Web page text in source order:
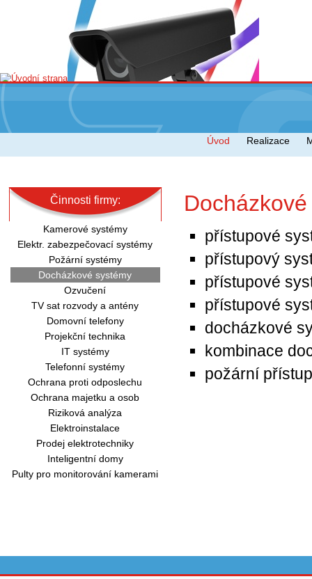
Úvod Realizace
Činnosti firmy:
Kamerové systémy
Elektr. zabezpečovací systémy
Požární systémy
Docházkové systémy
Ozvučení
TV sat rozvody a antény
Domovní telefony
Projekční technika
IT systémy
Telefonní systémy
Ochrana proti odposlechu
Ochrana majetku a osob
Riziková analýza
Elektroinstalace
Prodej elektrotechniky
Inteligentní domy
Pulty pro monitorování kamerami
přístupové
přístupový
přístupové
přístupové
docházkové
kombinace
požární